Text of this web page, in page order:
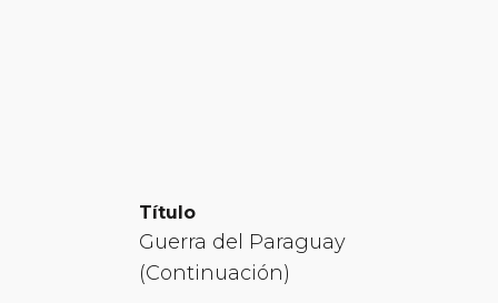
Título
Guerra del Paraguay
(Continuación)